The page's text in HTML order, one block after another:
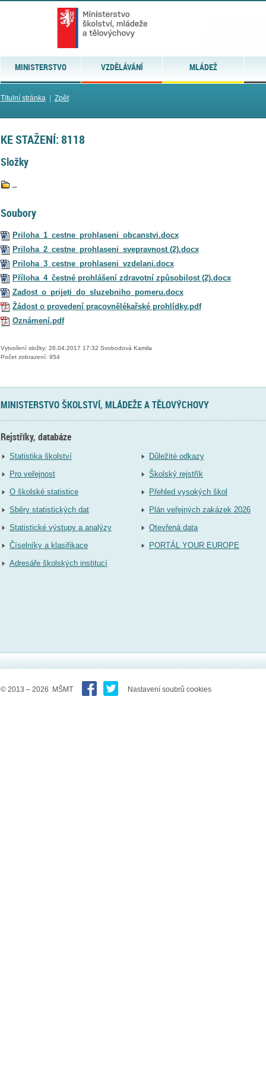
MINISTERSTVO VZDĚLÁVÁNÍ MLÁDEŽ
Titulní stránka| Zpět
KE STAŽENÍ: 8118
Složky
..
Soubory
Priloha_1_cestne_prohlaseni_obcanstvi.docx
Priloha_2_cestne_prohlaseni_svepravnost (2).docx
Priloha_3_cestne_prohlaseni_vzdelani.docx
Příloha_4_čestné prohlášení zdravotní způsobilost (2).docx
Zadost_o_prijeti_do_sluzebniho_pomeru.docx
Žádost o provedení pracovnělékařské prohlídky.pdf
Oznámení.pdf
Vytvoření složky: 26.04.2017 17:32 Svobodová Kamila
Počet zobrazení: 954
MINISTERSTVO ŠKOLSTVÍ, MLÁDEŽE A TĚLOVÝCHOVY
Rejstříky, databáze
Statistika školství
Pro veřejnost
O školské statistice
Sběry statistických dat
Statistické výstupy a analýzy
Číselníky a klasifikace
Adresáře školských institucí
Důležité odkazy
Školský rejstřík
Přehled vysokých škol
Plán veřejných zakázek 2026
Otevřená data
PORTÁL YOUR EUROPE
© 2013 – 2026 MŠMT Nastavení soubrů cookies